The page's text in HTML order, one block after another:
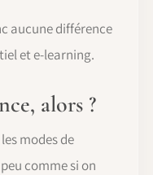
aucune différence
et e-learning.
alors ?
modes de
comme si on